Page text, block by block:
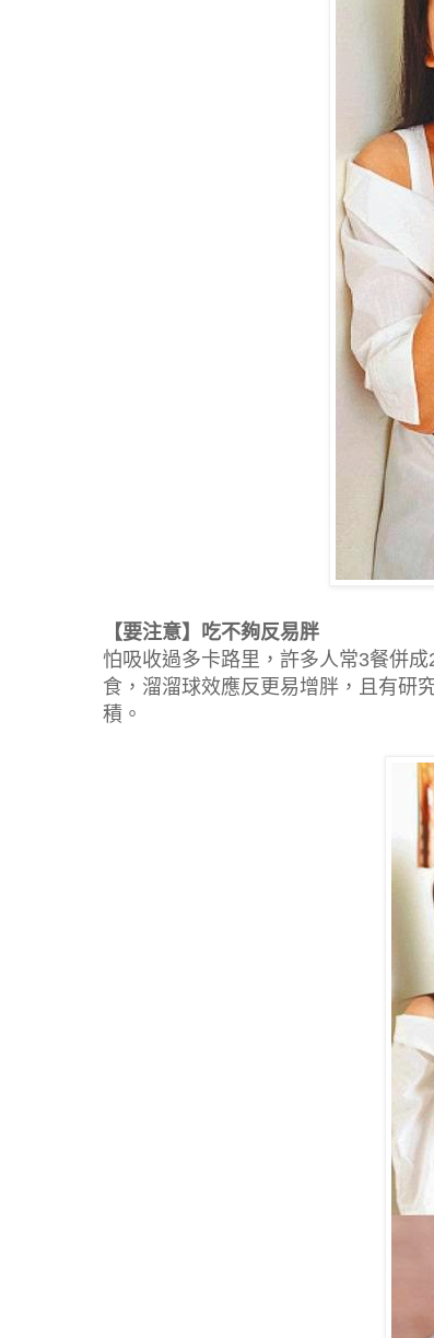
【要注意】吃不夠反易胖
怕吸收過多卡路里，許多人常3餐併
食，溜溜球效應反更易增胖，且有研
積。